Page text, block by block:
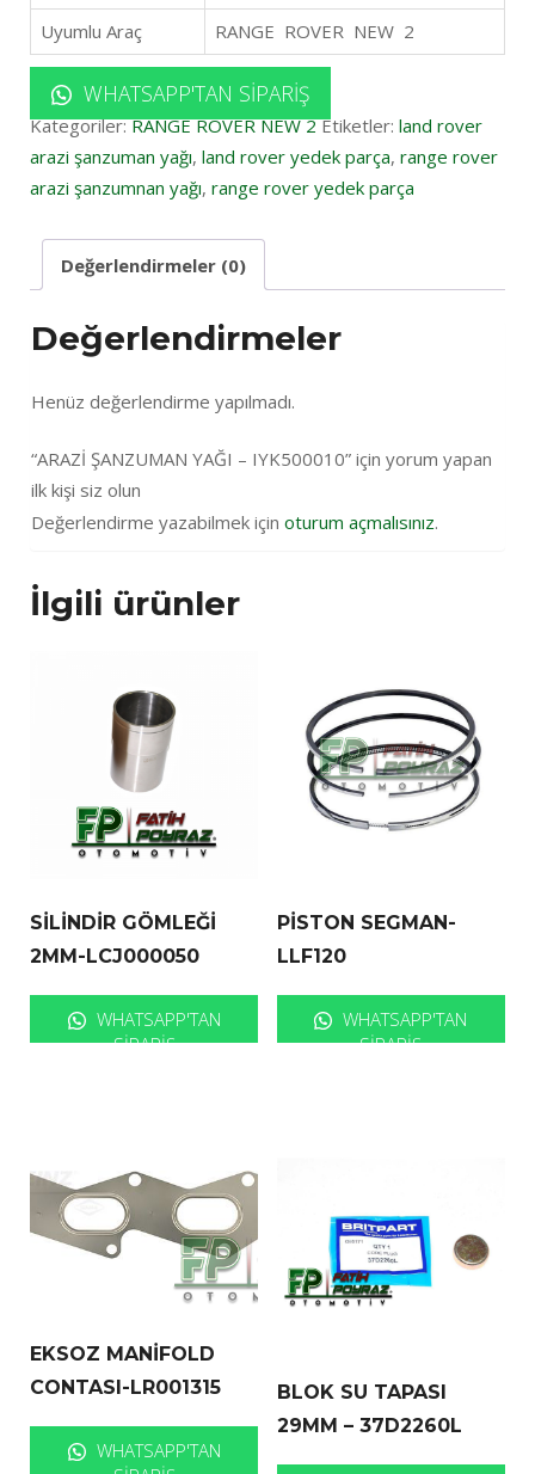
Uyumlu Araç
RANGE ROVER NEW 2
WHATSAPP'TAN SIPARIŞ
Kategoriler:RANGE ROVER NEW 2 Etiketler: land rover
arazi şanzuman yağı, land rover yedek parça, range rover
arazi şanzumnan yağı, range rover yedek parça
Değerlendirmeler (0)
Değerlendirmeler
Henüz değerlendirme yapılmadı.
“ARAZİ ŞANZUMAN YAĞI – IYK500010” için yorum yapan
ilk kişi siz olun
Değerlendirme yazabilmek için oturum açmalısınız.
İlgili ürünler
SİLİNDİR GÖMLEĞİ
2MM-LCJ000050
WHATSAPP'TAN
SIPARIŞ
PİSTON SEGMAN-
LLF120
WHATSAPP'TAN
SIPARIŞ
EKSOZ MANİFOLD
CONTASI-LR001315
WHATSAPP'TAN
BLOK SU TAPASI
29MM – 37D2260L